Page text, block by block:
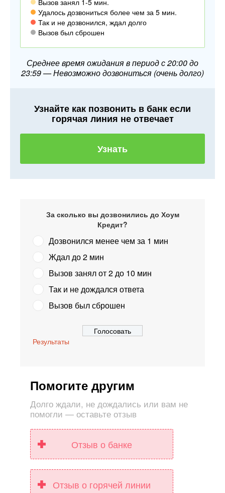
Вызов занял 1-5 мин.
Удалось дозвониться более чем за 5 мин.
Так и не дозвонился, ждал долго
Вызов был сброшен
Среднее время ожидания в период с 20:00 до
23:59 — Невозможно дозвониться (очень долго)
Узнайте как позвонить в банк если
горячая линия не отвечает
Узнать
За сколько вы дозвонились до Хоум
Кредит?
Дозвонился менее чем за 1 мин
Ждал до 2 мин
Вызов занял от 2 до 10 мин
Так и не дождался ответа
Вызов был сброшен
Результаты
Помогите другим
Долго ждали, не дождались или вам не
помогли — оставьте отзыв
Отзыв о банке
Отзыв о горячей линии